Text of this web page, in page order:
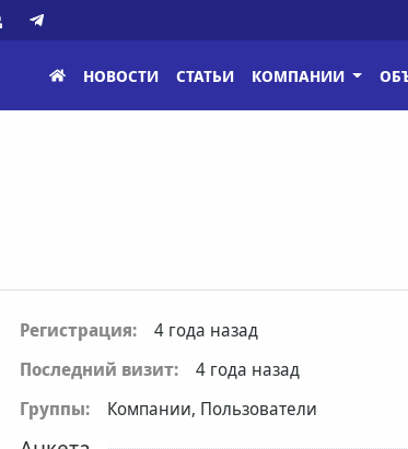
НОВОСТИ СТАТЬИ КОМПАНИИ
Регистрация:
4 года назад
Последний визит:
4 года назад
Группы:
Компании, Пользователи